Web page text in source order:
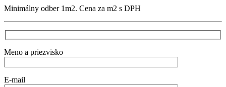
Minimálny odber 1m2. Cena za m2 s DPH
Meno a priezvisko
E-mail